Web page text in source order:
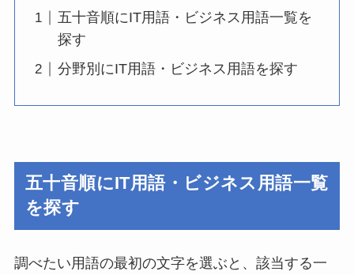
五十音順にIT用語・ビジネス用語一覧を
探す
分野別にIT用語・ビジネス用語を探す
五十音順にIT用語・ビジネス用語一覧
を探す
調べたい用語の最初の文字を選ぶと、該当する一